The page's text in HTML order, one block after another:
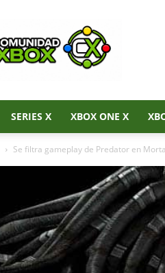
Noticias
de
Xbox
Series
Xbox
One
360
–
Comunidad
Xbox
SERIES X XBOX ONE X
Se filtra gameplay de Predator en